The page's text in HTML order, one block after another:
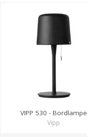
VIPP 530 - Bordlampe
Vipp